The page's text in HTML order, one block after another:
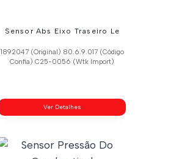
Sensor Abs Eixo Traseiro Le
1892047 (Original) 80.6.9.017 (Código
Confia) C25-0056 (Wtk Import)
Ver Detalhes